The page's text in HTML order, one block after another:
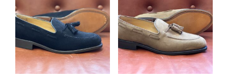
optie
kan
gekozen
worden
de
productpagina
kan
op
de